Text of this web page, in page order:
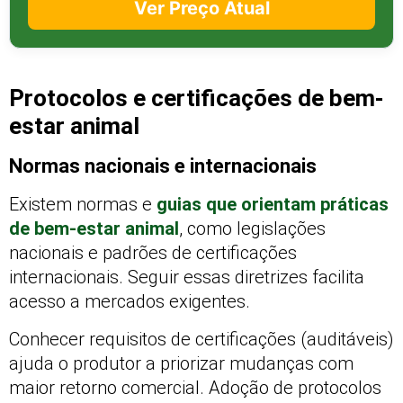
Ver Preço Atual
Protocolos e certificações de bem-
estar animal
Normas nacionais e internacionais
Existem normas e guias que orientam práticas
de bem-estar animal, como legislações
nacionais e padrões de certificações
internacionais. Seguir essas diretrizes facilita
acesso a mercados exigentes.
Conhecer requisitos de certificações (auditáveis)
ajuda o produtor a priorizar mudanças com
maior retorno comercial. Adoção de protocolos